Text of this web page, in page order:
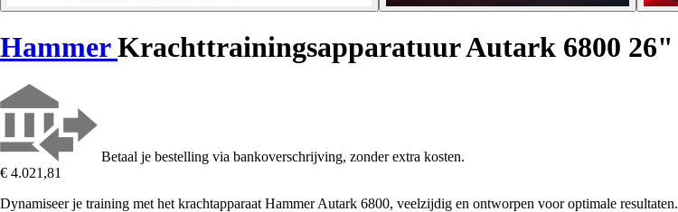
HammerKrachttrainingsapparatuur Autark 6800 26"
Betaal je bestelling via bankoverschrijving, zonder extra kosten.
€ 4.021,81
Dynamiseer je training met het krachtapparaat Hammer Autark 6800, veelzijdig en ontworpen voor optimale resultaten.